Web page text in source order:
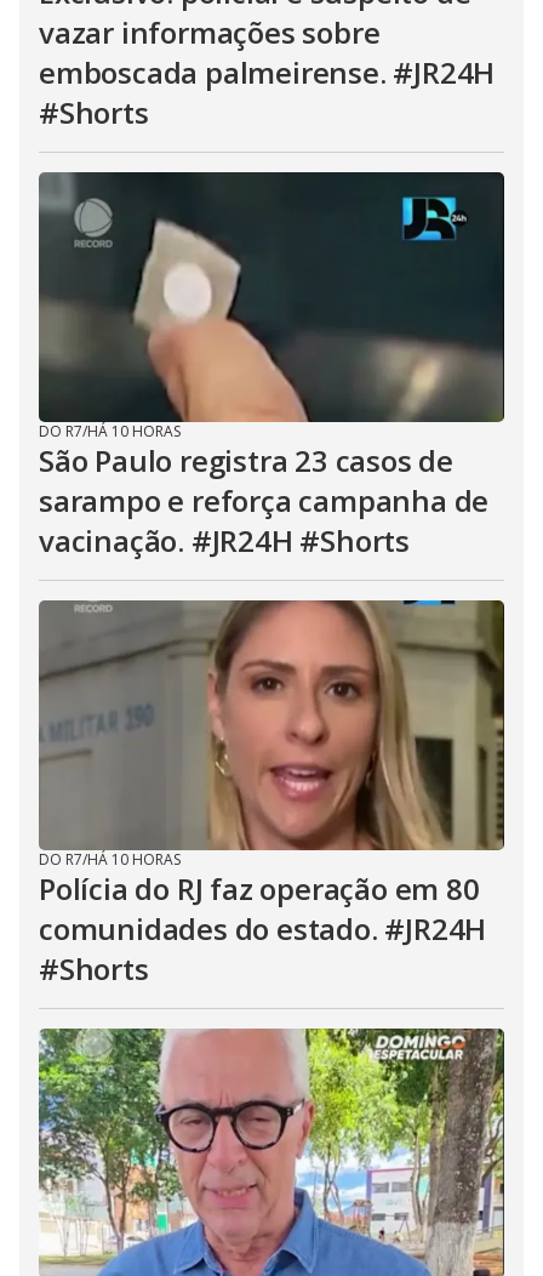
vazar informações sobre
emboscada palmeirense. #JR24H
#Shorts
DO R7/HÁ 10 HORAS
São Paulo registra 23 casos de
sarampo e reforça campanha de
vacinação. #JR24H #Shorts
DO R7/HÁ 10 HORAS
Polícia do RJ faz operação em 80
comunidades do estado. #JR24H
#Shorts